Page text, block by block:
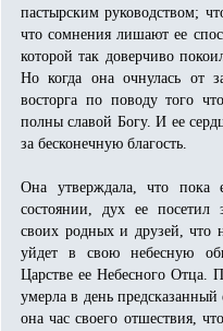
пастырским руководством;
что сомнения лишают ее
которой так доверчиво
Но когда она очнулась от
восторга по поводу того
полны славой Богу. И ее
за бесконечную благость.
Она утверждала, что пока
состоянии, дух ее
своих родных и друзей, что
уйдет в свою небесную
Царстве ее Небесного Отца.
умерла в день
она час своего отшествия,